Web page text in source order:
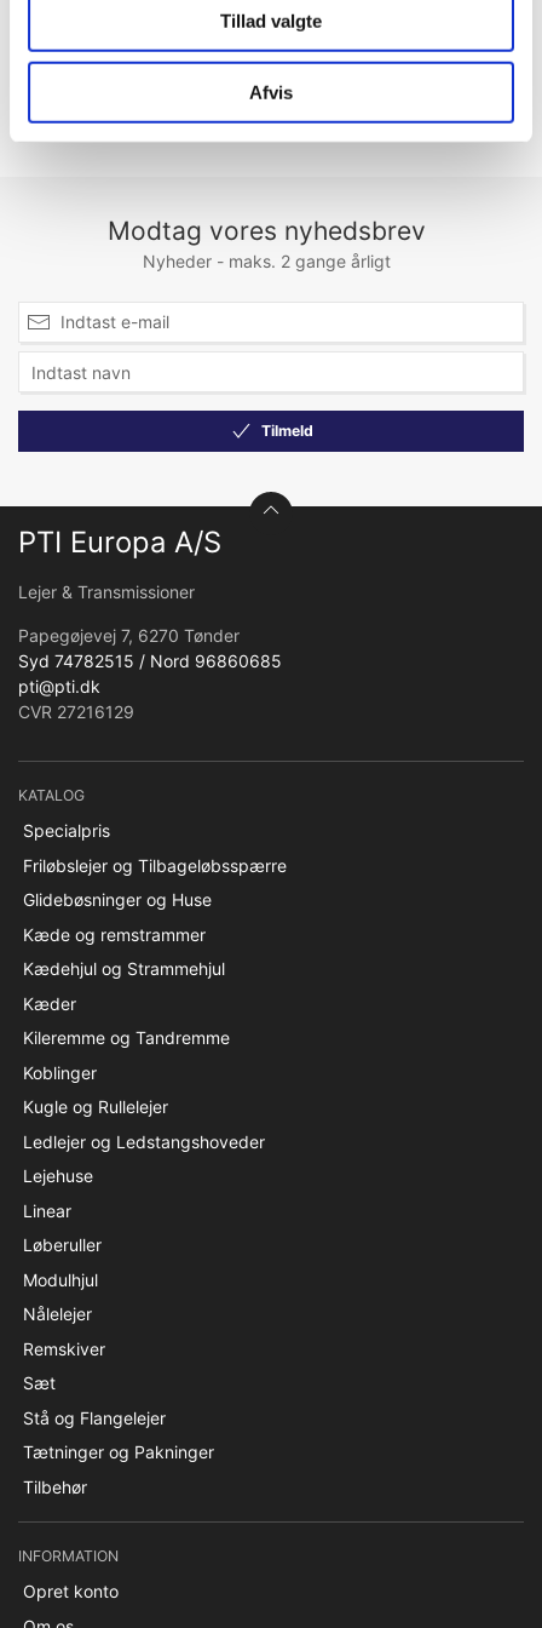
Tillad valgte
Afvis
Modtag vores nyhedsbrev
Nyheder - maks. 2 gange årligt
Tilmeld
PTI Europa A/S
Lejer & Transmissioner
Papegøjevej 7, 6270 Tønder
Syd 74782515 / Nord 96860685
pti@pti.dk
CVR 27216129
KATALOG
Specialpris
Friløbslejer og Tilbageløbsspærre
Glidebøsninger og Huse
Kæde og remstrammer
Kædehjul og Strammehjul
Kæder
Kileremme og Tandremme
Koblinger
Kugle og Rullelejer
Ledlejer og Ledstangshoveder
Lejehuse
Linear
Løberuller
Modulhjul
Nålelejer
Remskiver
Sæt
Stå og Flangelejer
Tætninger og Pakninger
Tilbehør
INFORMATION
Opret konto